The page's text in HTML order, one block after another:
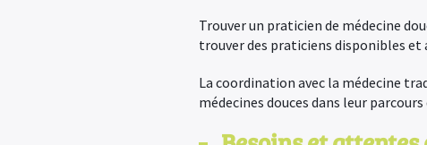
Trouver un praticien de médecine
trouver des praticiens disponibles
La coordination avec la médecine
médecines douces dans leur